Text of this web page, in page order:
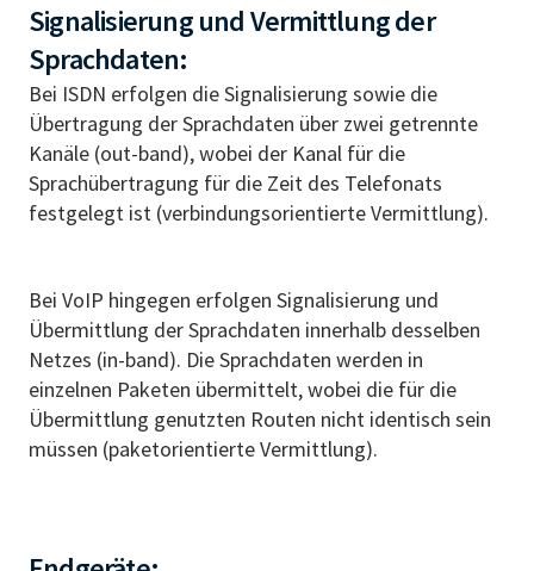
Signalisierung und Vermittlung der
Sprachdaten:
Bei ISDN erfolgen die Signalisierung sowie die
Übertragung der Sprachdaten über zwei getrennte
Kanäle (out-band), wobei der Kanal für die
Sprachübertragung für die Zeit des Telefonats
festgelegt ist (verbindungsorientierte Vermittlung).
Bei VoIP hingegen erfolgen Signalisierung und
Übermittlung der Sprachdaten innerhalb desselben
Netzes (in-band). Die Sprachdaten werden in
einzelnen Paketen übermittelt, wobei die für die
Übermittlung genutzten Routen nicht identisch sein
müssen (paketorientierte Vermittlung).